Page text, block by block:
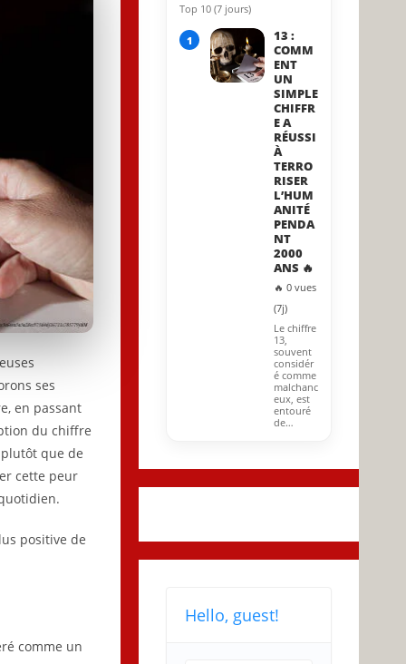
ses
en passant
du chiffre
que de
cette peur
positive de
comme un
14 May 2026
Top 10 (7 jours)
1
13 :
COMM
ENT
UN
SIMPLE
CHIFFR
E A
RÉUSSI
À
TERRO
RISER
L’HUM
ANITÉ
PENDA
NT
2000
ANS 🔥
🔥 0 vues
(7j)
Le chiffre
13,
souvent
considér
é comme
malchanc
eux, est
entouré
de…
Hello, guest!